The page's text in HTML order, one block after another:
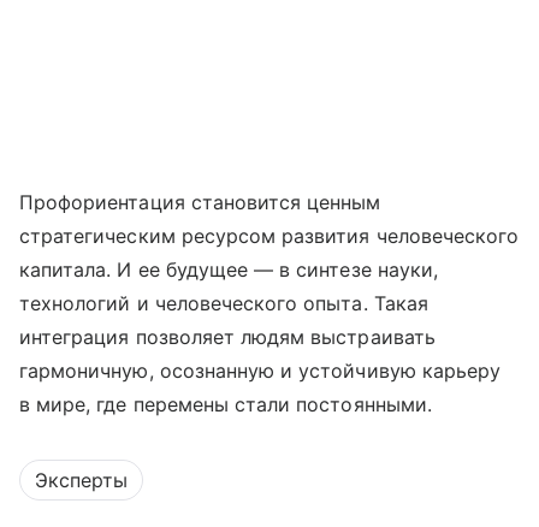
Профориентация становится ценным
стратегическим ресурсом развития человеческого
капитала. И ее будущее — в синтезе науки,
технологий и человеческого опыта. Такая
интеграция позволяет людям выстраивать
гармоничную, осознанную и устойчивую карьеру
в мире, где перемены стали постоянными.
Эксперты